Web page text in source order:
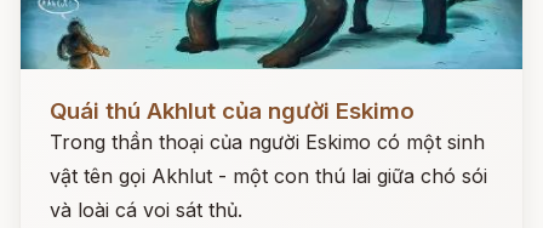
Quái thú Akhlut của người Eskimo
Trong thần thoại của người Eskimo có một sinh
vật tên gọi Akhlut - một con thú lai giữa chó sói
và loài cá voi sát thủ.